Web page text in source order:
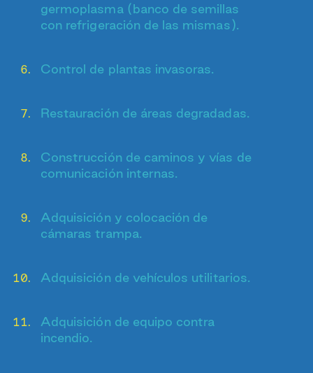
germoplasma (banco de semillas
con refrigeración de las mismas).
Control de plantas invasoras.
Restauración de áreas degradadas.
Construcción de caminos y vías de
comunicación internas.
Adquisición y colocación de
cámaras trampa.
Adquisición de vehículos utilitarios.
Adquisición de equipo contra
incendio.